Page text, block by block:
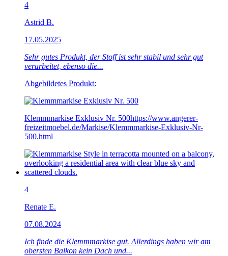
4
Astrid B.
17.05.2025
Sehr gutes Produkt, der Stoff ist sehr stabil und sehr gut
verarbeitet, ebenso die...
Abgebildetes Produkt:
Klemmmarkise Exklusiv Nr. 500https://www.angerer-
freizeitmoebel.de/Markise/Klemmmarkise-Exklusiv-Nr-
500.html
4
Renate E.
07.08.2024
Ich finde die Klemmmarkise gut. Allerdings haben wir am
obersten Balkon kein Dach und...